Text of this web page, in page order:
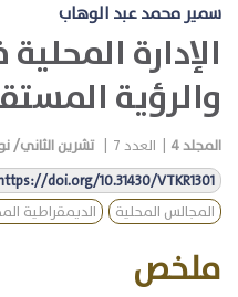
سمير محمد عبد الوهاب
الإدارة
والرؤية
المجلد4 العدد7 تشرين الثاني/
doi.org/10.31430/VTKR1301
المجالس المحلية
الديمقراطية
ملخص